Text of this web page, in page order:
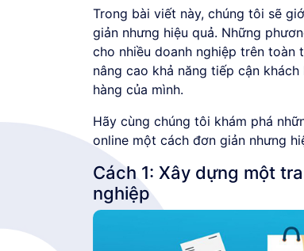
Trong bài viết này, chúng tôi sẽ
giản nhưng hiệu quả. Những
cho nhiều doanh nghiệp trên toàn
nâng cao khả năng tiếp cận
hàng của mình.
Hãy cùng chúng tôi khám phá
online một cách đơn giản nhưng
Cách 1: Xây dựng một
nghiệp